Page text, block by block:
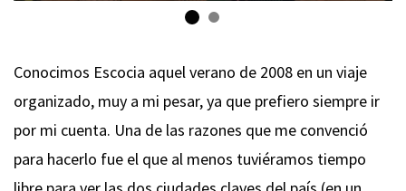
Conocimos Escocia aquel verano de 2008 en un viaje
organizado, muy a mi pesar, ya que prefiero siempre ir
por mi cuenta. Una de las razones que me convenció
para hacerlo fue el que al menos tuviéramos tiempo